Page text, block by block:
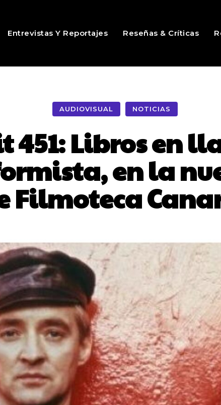
Entrevistas Y Reportajes Reseñas & Críticas
AUDIOVISUAL NOTICIAS
451: Libros en
en la
Filmoteca